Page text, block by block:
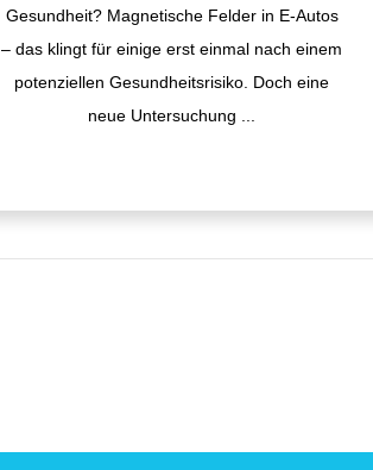
Gesundheit? Magnetische Felder in E-Autos
– das klingt für einige erst einmal nach einem
potenziellen Gesundheitsrisiko. Doch eine
neue Untersuchung